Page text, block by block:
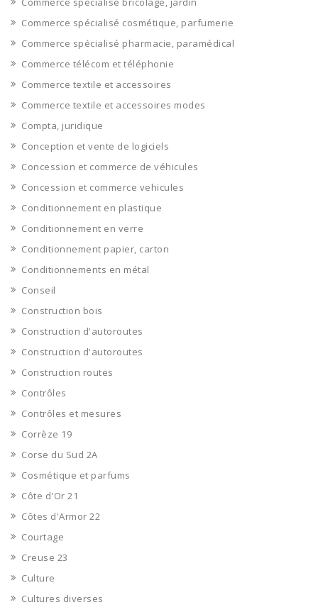
Commerce spécialisé cosmétique, parfumerie
Commerce spécialisé pharmacie, paramédical
Commerce télécom et téléphonie
Commerce textile et accessoires
Commerce textile et accessoires modes
Compta, juridique
Conception et vente de logiciels
Concession et commerce de véhicules
Concession et commerce vehicules
Conditionnement en plastique
Conditionnement en verre
Conditionnement papier, carton
Conditionnements en métal
Conseil
Construction bois
Construction d'autoroutes
Construction d'autoroutes
Construction routes
Contrôles
Contrôles et mesures
Corrèze 19
Corse du Sud 2A
Cosmétique et parfums
Côte d'Or 21
Côtes d'Armor 22
Courtage
Creuse 23
Culture
Cultures diverses